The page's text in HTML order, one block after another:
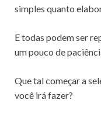
simples quanto
E todas podem ser
um pouco de
Que tal começar a
você irá fazer?